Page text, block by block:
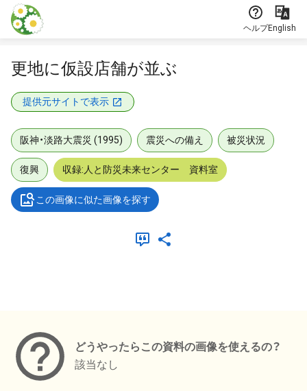
本文に飛ぶ
ヘルプEnglish
更地に仮設店舗が並ぶ
提供元サイトで表示
阪神・淡路大震災 (1995) 震災への備え 被災状況
復興 収録:人と防災未来センター 資料室
この画像に似た画像を探す
どうやったらこの資料の画像を使えるの？
該当なし